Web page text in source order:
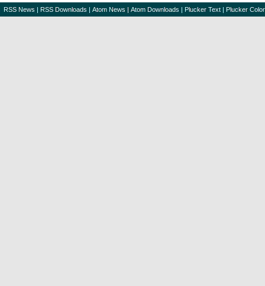
RSS News | RSS Downloads | Atom News | Atom Downloads | Plucker Text | Plucker Color